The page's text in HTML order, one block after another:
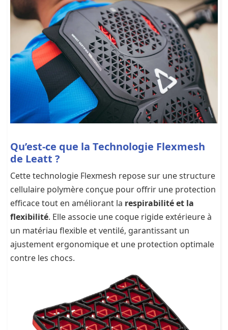
Qu’est-ce que la Technologie Flexmesh
de Leatt ?
Cette technologie Flexmesh repose sur une structure
cellulaire polymère conçue pour offrir une protection
efficace tout en améliorant la respirabilité et la
flexibilité. Elle associe une coque rigide extérieure à
un matériau flexible et ventilé, garantissant un
ajustement ergonomique et une protection optimale
contre les chocs.